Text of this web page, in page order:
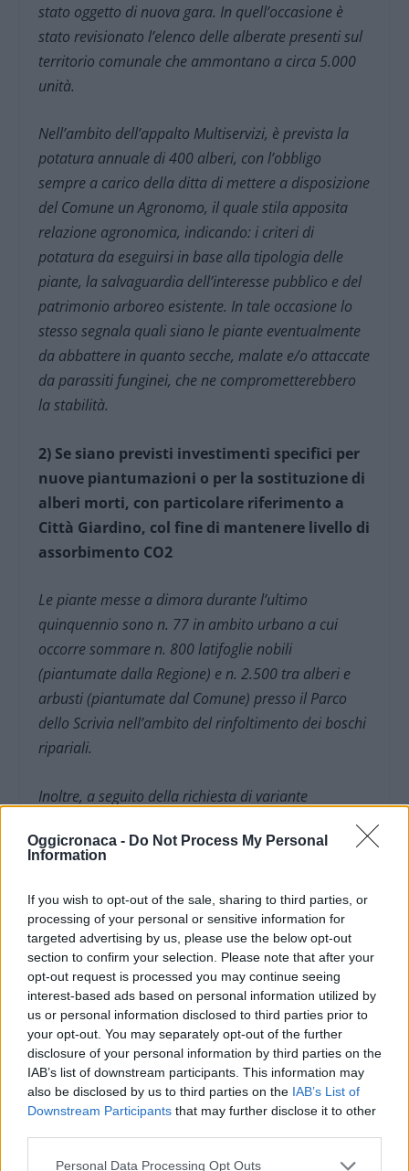
Oggicronaca - Do Not Process My Personal
Information
If you wish to opt-out of the sale, sharing to third parties, or
processing of your personal or sensitive information for
targeted advertising by us, please use the below opt-out
section to confirm your selection. Please note that after your
opt-out request is processed you may continue seeing
interest-based ads based on personal information utilized by
us or personal information disclosed to third parties prior to
your opt-out. You may separately opt-out of the further
disclosure of your personal information by third parties on the
IAB’s list of downstream participants. This information may
also be disclosed by us to third parties on the IAB’s List of
Downstream Participants that may further disclose it to other
Personal Data Processing Opt Outs
stato oggetto di nuova gara. In quell’occasione è
stato revisionato l’elenco delle alberate presenti sul
territorio comunale che ammontano a circa 5.000
unità.
Nell’ambito dell’appalto Multiservizi, è prevista la
potatura annuale di 400 alberi, con l’obbligo
sempre a carico della ditta di mettere a disposizione
del Comune un Agronomo, il quale stila apposita
relazione agronomica, indicando: i criteri di
potatura da eseguirsi in base alla tipologia delle
piante, la salvaguardia dell’interesse pubblico e del
patrimonio arboreo esistente. In tale occasione lo
stesso segnala quali siano le piante eventualmente
da abbattere in quanto secche, malate e/o attaccate
da parassiti funginei, che ne comprometterebbero
la stabilità.
2) Se siano previsti investimenti specifici per
nuove piantumazioni o per la sostituzione di
alberi morti, con particolare riferimento a
Città Giardino, col fine di mantenere livello di
assorbimento CO2
Le piante messe a dimora durante l’ultimo
quinquennio sono n. 77 in ambito urbano a cui
occorre sommare n. 800 latifoglie nobili
(piantumate dalla Regione) e n. 2.500 tra alberi e
arbusti (piantumate dal Comune) presso il Parco
dello Scrivia nell’ambito del rinfoltimento dei boschi
ripariali.
Inoltre, a seguito della richiesta di variante
semplificata al PRG vigente ai sensi dell’art. 17 bis,
comma 2 della LR 56/77 e s.m.i., avanzata dalla
da industriale ad area Sportiva privata ad uso
pubblico, per la realizzazione di un nuovo
palazzetto dello sport e opere connesse è stato
stipulato un Accordo di Programma, ai sensi
dell’art. 34 D.Lgs. 267/2000 s.m.i.
L’Accordo di programma, firmato dal Comune di
Tortona, Provincia di Alessandria e Società Appia, al
fine di garantire la compatibilità ambientale degli
interventi proposti ha previsto opportune azioni di
mitigazione all’art. 5 – Compatibilità Ambientale
secondo il quale: «…a fronte degli obblighi assunti